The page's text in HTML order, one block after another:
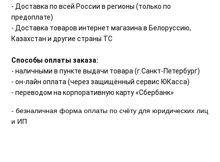
- Доставка по всей России в регионы (только по
предоплате)
- Доставка товаров интернет магазина в Белоруссию,
Казахстан и другие страны ТС
Способы оплаты заказа:
- наличными в пункте выдачи товара (г.Санкт-Петербург)
- он-лайн оплата (через защищённый сервис ЮКасса)
- переводом на корпоративную карту «Сбербанк»
- безналичная форма оплаты по счёту для юридических лиц
и ИП